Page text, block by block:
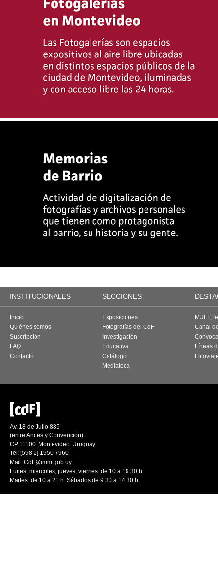
INSTITUCIONALES SECCIONES
Inicio
Quiénes somos
Suscripción
FAQ
Contacto
Exposiciones
Fotografías del CdF
Investigación
Educativa
Catálogo
Mediateca
MUFF,
Canal
Líneas
Av. 18 de Julio 885
(entre Andes y Convención)
CP 11100. Montevideo. Uruguay
Tel: [598 2] 1950 7960
Mail: CdF@imm.gub.uy
Lunes, miércoles, jueves, viernes: de 10 a 19.30 h.
Martes: de 10 a 21 h. Sábados de 9.30 a 14.30 h.